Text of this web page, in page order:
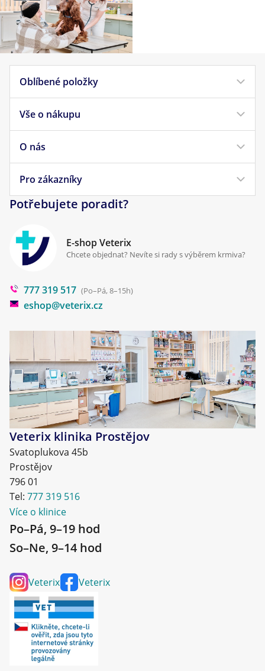
Oblíbené položky
Krmivo pro psy
Krmivo pro kočky
Veterinární diety
Pamlsky pro psy
Vše o nákupu
Doprava a platba
Obchodní podmínky
Reklamace a vrácení
Cookies a podmínky používání
O nás
Náš příběh
Pro zákazníky
Klinika Prostějov
Poradna
Blog
Potřebujete poradit?
E-shop Veterix
Chcete objednat? Nevíte si rady s výběrem krmiva?
777 319 517 (Po–Pá, 8–15h)
eshop@veterix.cz
Veterix klinika Prostějov
Svatoplukova 45b
Prostějov
796 01
Tel: 777 319 516
Více o klinice
Po–Pá, 9–19 hod
So–Ne, 9–14 hod
Veterix Veterix